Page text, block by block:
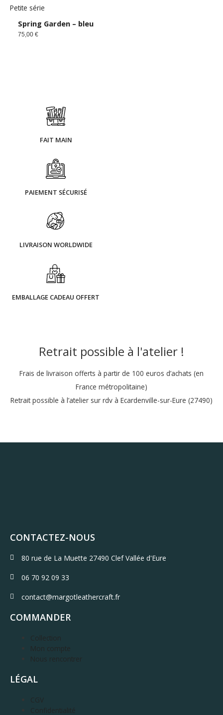
Petite série
Spring Garden – bleu
75,00€
FAIT MAIN
PAIEMENT SÉCURISÉ
LIVRAISON WORLDWIDE
EMBALLAGE CADEAU OFFERT
Retrait possible à l'atelier !
Frais de livraison offerts à partir de 100 euros d’achats (en
France métropolitaine)
Retrait possible à l’atelier sur rdv à Ecardenville-sur-Eure (27490)
CONTACTEZ-NOUS
80 rue de La Muette 27490 Clef Vallée d'Eure
06 70 92 09 33
contact@margotleathercraft.fr
COMMANDER
Collection
Mon compte
Nous rencontrer
LÉGAL
CGV
Confidentialité